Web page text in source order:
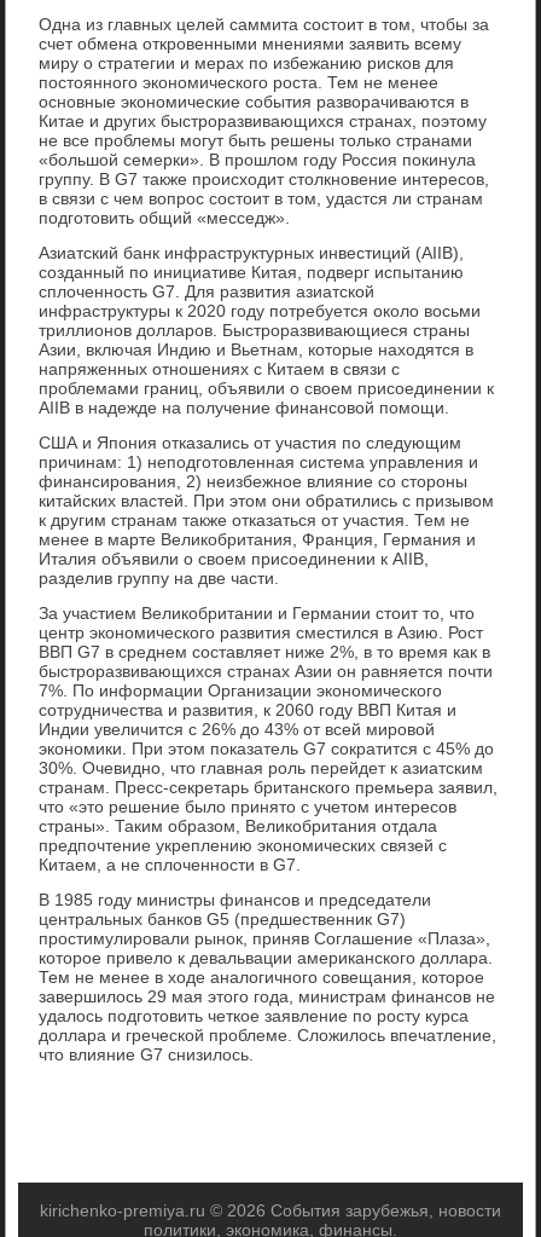
Одна из главных целей саммита состоит в том, чтобы за
счет обмена откровенными мнениями заявить всему
миру о стратегии и мерах по избежанию рисков для
постоянного экономического роста. Тем не менее
основные экономические события разворачиваются в
Китае и других быстроразвивающихся странах, поэтому
не все проблемы могут быть решены только странами
«большой семерки». В прошлом году Россия покинула
группу. В G7 также происходит столкновение интересов,
в связи с чем вопрос состоит в том, удастся ли странам
подготовить общий «месседж».
Азиатский банк инфраструктурных инвестиций (AIIB),
созданный по инициативе Китая, подверг испытанию
сплоченность G7. Для развития азиатской
инфраструктуры к 2020 году потребуется около восьми
триллионов долларов. Быстроразвивающиеся страны
Азии, включая Индию и Вьетнам, которые находятся в
напряженных отношениях с Китаем в связи с
проблемами границ, объявили о своем присоединении к
AIIB в надежде на получение финансовой помощи.
США и Япония отказались от участия по следующим
причинам: 1) неподготовленная система управления и
финансирования, 2) неизбежное влияние со стороны
китайских властей. При этом они обратились с призывом
к другим странам также отказаться от участия. Тем не
менее в марте Великобритания, Франция, Германия и
Италия объявили о своем присоединении к AIIB,
разделив группу на две части.
За участием Великобритании и Германии стоит то, что
центр экономического развития сместился в Азию. Рост
ВВП G7 в среднем составляет ниже 2%, в то время как в
быстроразвивающихся странах Азии он равняется почти
7%. По информации Организации экономического
сотрудничества и развития, к 2060 году ВВП Китая и
Индии увеличится с 26% до 43% от всей мировой
экономики. При этом показатель G7 сократится с 45% до
30%. Очевидно, что главная роль перейдет к азиатским
странам. Пресс-секретарь британского премьера заявил,
что «это решение было принято с учетом интересов
страны». Таким образом, Великобритания отдала
предпочтение укреплению экономических связей с
Китаем, а не сплоченности в G7.
В 1985 году министры финансов и председатели
центральных банков G5 (предшественник G7)
простимулировали рынок, приняв Соглашение «Плаза»,
которое привело к девальвации американского доллара.
Тем не менее в ходе аналогичного совещания, которое
завершилось 29 мая этого года, министрам финансов не
удалось подготовить четкое заявление по росту курса
доллара и греческой проблеме. Сложилось впечатление,
что влияние G7 снизилось.
kirichenko-premiya.ru © 2026 События зарубежья, новости
политики, экономика, финансы.